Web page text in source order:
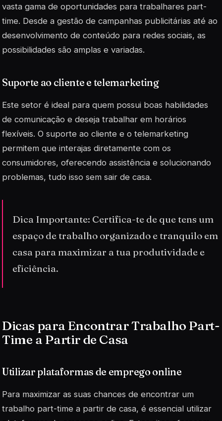
vasta gama de oportunidades para trabalhares part-
time. Desde a gestão de campanhas publicitárias até ao
desenvolvimento de conteúdo para redes sociais, as
possibilidades são amplas e variadas.
Suporte ao cliente e telemarketing
Este setor é ideal para quem possui boas habilidades
de comunicação e deseja trabalhar em horários
flexíveis. O suporte ao cliente e o telemarketing
permitem que interajas diretamente com os
consumidores, oferecendo assistência e solucionando
problemas, tudo isso sem sair de casa.
Dica Importante: Certifica-te de que tens um
espaço de trabalho organizado e tranquilo em
casa para maximizar a tua produtividade e
eficiência.
Dicas para Encontrar Trabalho Part-
Time a Partir de Casa
Utilizar plataformas de emprego online
Para maximizar as suas chances de encontrar um
trabalho part-time a partir de casa, é essencial utilizar